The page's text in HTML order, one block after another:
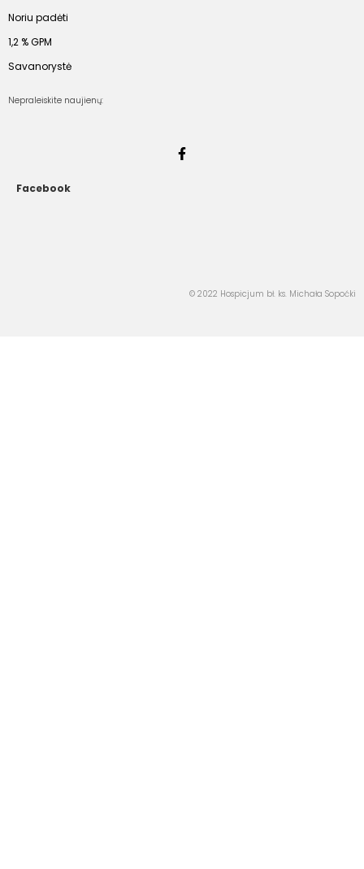
Noriu padėti
1,2 % GPM
Savanorystė
Nepraleiskite naujienų:
Facebook
© 2022 Hospicjum bł. ks. Michała Sopoćki